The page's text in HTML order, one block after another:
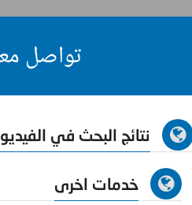
تواصل
نتائج البحث في
خدمات اخرى